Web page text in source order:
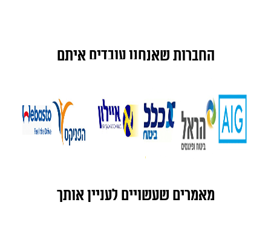
החברות שאנחנו עובדים איתם
מאמרים שעשויים לעניין אותך